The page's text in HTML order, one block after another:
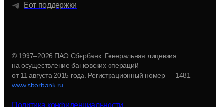
Бот поддержки
© 1997–2026 ПАО Сбербанк. Генеральная лицензия
на осуществление банковских операций
от 11 августа 2015 года. Регистрационный номер — 1481
www.sberbank.ru
Политика конфиденциальности